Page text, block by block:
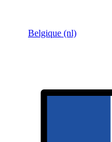
Belgique (nl)